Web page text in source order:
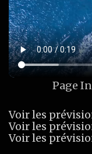
Page
Voir les
Voir les
Voir les